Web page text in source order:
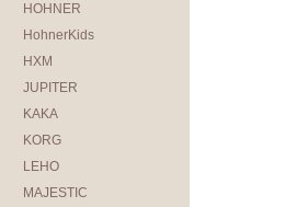
HOHNER
HohnerKids
HXM
JUPITER
KAKA
KORG
LEHO
MAJESTIC